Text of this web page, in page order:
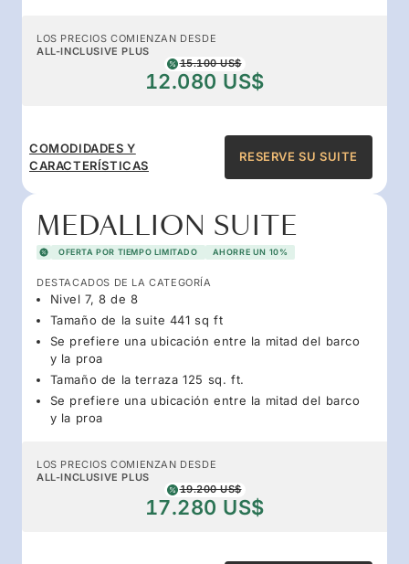
LOS PRECIOS COMIENZAN DESDE
ALL-INCLUSIVE PLUS
15.100 US$
12.080 US$
COMODIDADES Y
CARACTERÍSTICAS
RESERVE SU SUITE
MEDALLION SUITE
OFERTA POR TIEMPO LIMITADO AHORRE UN 10%
DESTACADOS DE LA CATEGORÍA
Nivel 7, 8 de 8
Tamaño de la suite 441 sq ft
Se prefiere una ubicación entre la mitad del barco
y la proa
Tamaño de la terraza 125 sq. ft.
Se prefiere una ubicación entre la mitad del barco
y la proa
LOS PRECIOS COMIENZAN DESDE
ALL-INCLUSIVE PLUS
19.200 US$
17.280 US$